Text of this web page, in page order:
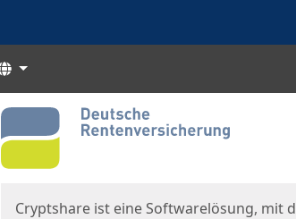
Sprachen
Start
Cryptshare ist eine Softwarelösung, mit